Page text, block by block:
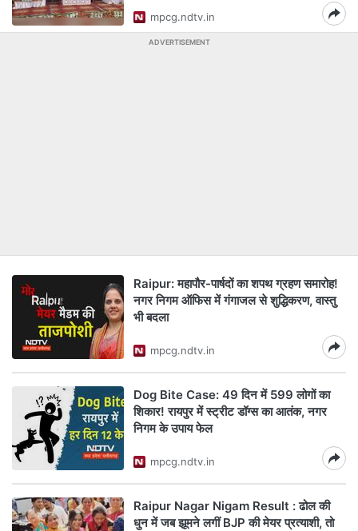
mpcg.ndtv.in
ADVERTISEMENT
Raipur: महापौर-पार्षदों का शपथ ग्रहण समारोह!
नगर निगम ऑफिस में गंगाजल से शुद्धिकरण, वास्तु
भी बदला
mpcg.ndtv.in
Dog Bite Case: 49 दिन में 599 लोगों का
शिकार! रायपुर में स्ट्रीट डॉग्स का आतंक, नगर
निगम के उपाय फेल
mpcg.ndtv.in
Raipur Nagar Nigam Result : ढोल की
धुन में जब झूमने लगीं BJP की मेयर प्रत्याशी, तो